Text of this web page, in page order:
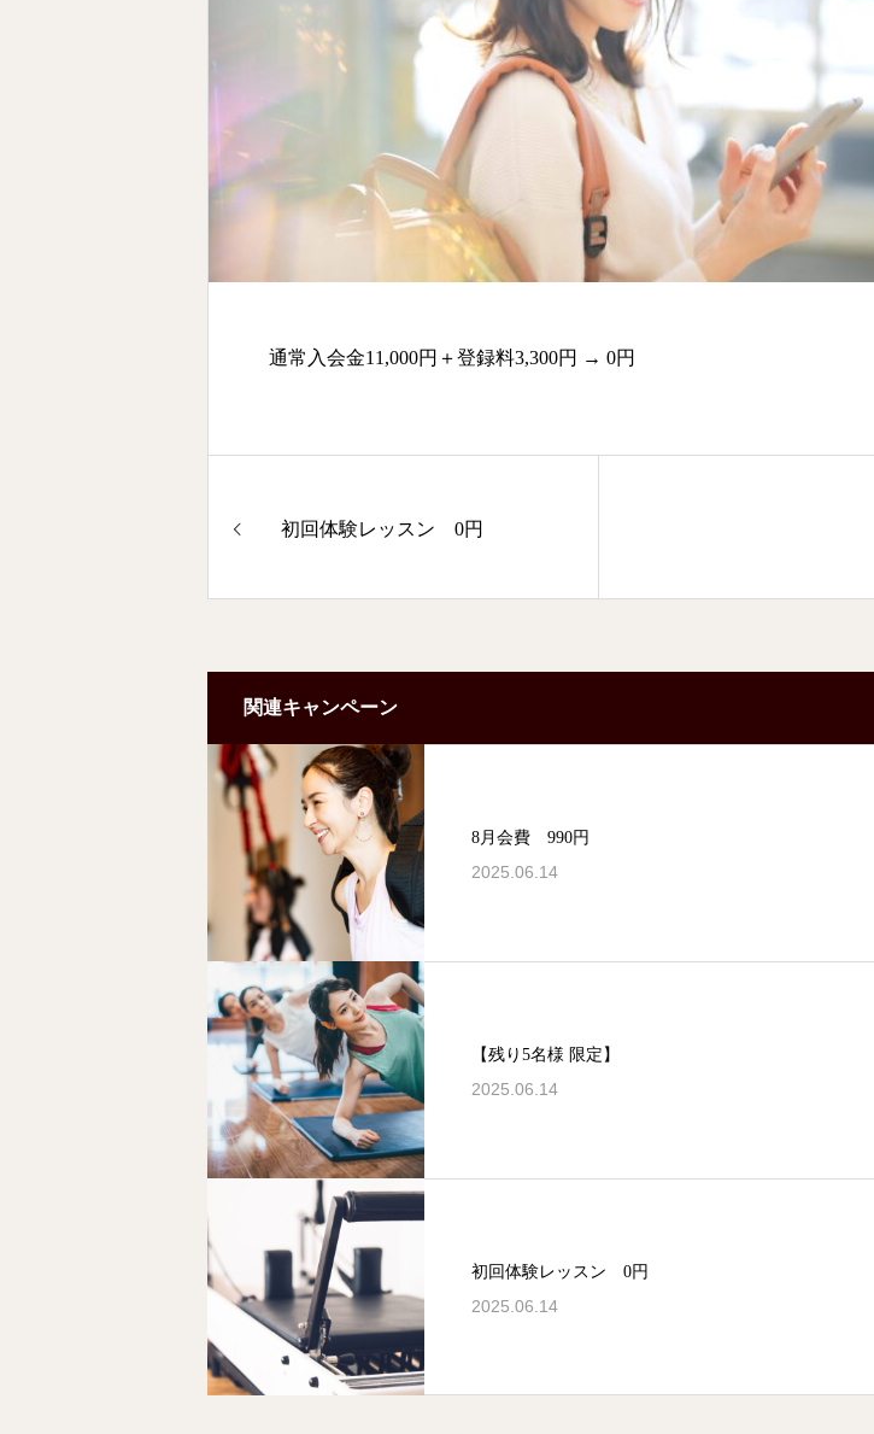
通常入会金11,000円＋登録料3,300円 → 0円
初回体験レッスン 0円
関連キャンペーン
8月会費 990円
2025.06.14
【残り5名様 限定】
2025.06.14
初回体験レッスン 0円
2025.06.14